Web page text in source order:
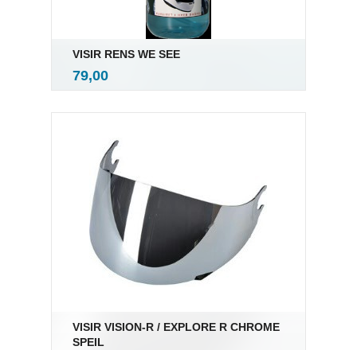
VISIR RENS WE SEE
Pris
79,00mva.
VISIR VISION-R / EXPLORE R CHROME
SPEIL